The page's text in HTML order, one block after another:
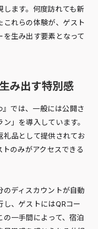
ます。何度訪れても新
これらの体験が、ゲスト
生み出す要素となって
み出す特別感
では、一般には公開さ
」を導入しています。
礼品として提供されてお
のみがアクセスできる
ディスカウントが自動
、ゲストにはQRコー
の一手間によって、宿泊